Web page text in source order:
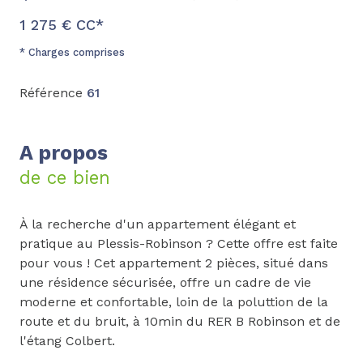
1 275 € CC*
* Charges comprises
Référence 61
A propos
de ce bien
À la recherche d'un appartement élégant et
pratique au Plessis-Robinson ? Cette offre est faite
pour vous ! Cet appartement 2 pièces, situé dans
une résidence sécurisée, offre un cadre de vie
moderne et confortable, loin de la poluttion de la
route et du bruit, à 10min du RER B Robinson et de
l'étang Colbert.